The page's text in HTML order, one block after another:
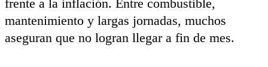
frente a la inflación. Entre combustible,
mantenimiento y largas jornadas, muchos
aseguran que no logran llegar a fin de mes.